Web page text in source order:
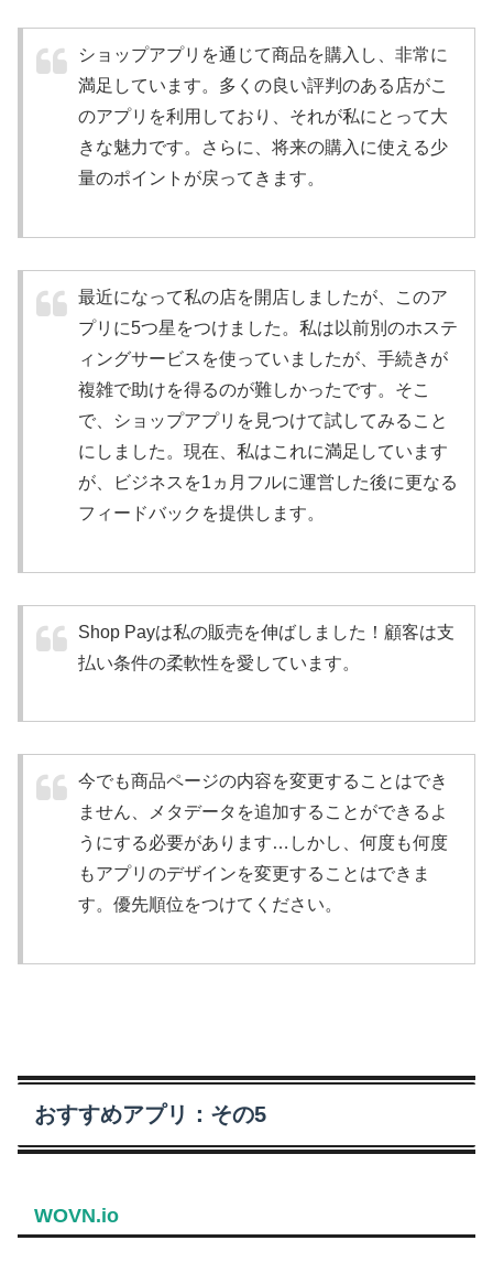
ショップアプリを通じて商品を購入し、非常に
満足しています。多くの良い評判のある店がこ
のアプリを利用しており、それが私にとって大
きな魅力です。さらに、将来の購入に使える少
量のポイントが戻ってきます。
最近になって私の店を開店しましたが、このア
プリに5つ星をつけました。私は以前別のホステ
ィングサービスを使っていましたが、手続きが
複雑で助けを得るのが難しかったです。そこ
で、ショップアプリを見つけて試してみること
にしました。現在、私はこれに満足しています
が、ビジネスを1ヵ月フルに運営した後に更なる
フィードバックを提供します。
Shop Payは私の販売を伸ばしました！顧客は支
払い条件の柔軟性を愛しています。
今でも商品ページの内容を変更することはでき
ません、メタデータを追加することができるよ
うにする必要があります…しかし、何度も何度
もアプリのデザインを変更することはできま
す。優先順位をつけてください。
おすすめアプリ：その5
WOVN.io